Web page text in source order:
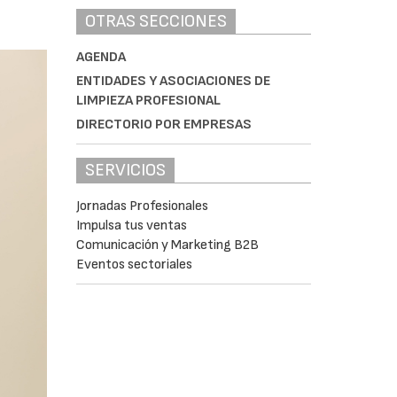
OTRAS SECCIONES
AGENDA
ENTIDADES Y ASOCIACIONES DE
LIMPIEZA PROFESIONAL
DIRECTORIO POR EMPRESAS
SERVICIOS
Jornadas Profesionales
Impulsa tus ventas
Comunicación y Marketing B2B
Eventos sectoriales